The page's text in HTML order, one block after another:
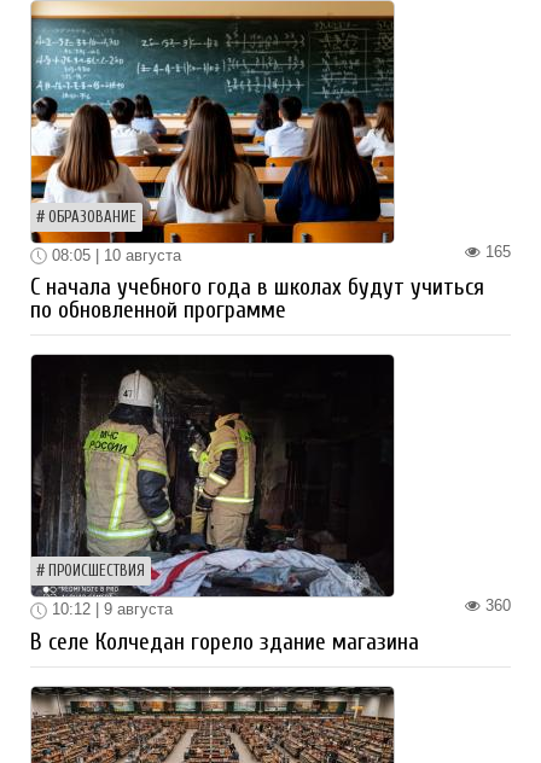
ОБРАЗОВАНИЕ
165
08:05 | 10 августа
С начала учебного года в школах будут учиться
по обновленной программе
ПРОИСШЕСТВИЯ
360
10:12 | 9 августа
В селе Колчедан горело здание магазина